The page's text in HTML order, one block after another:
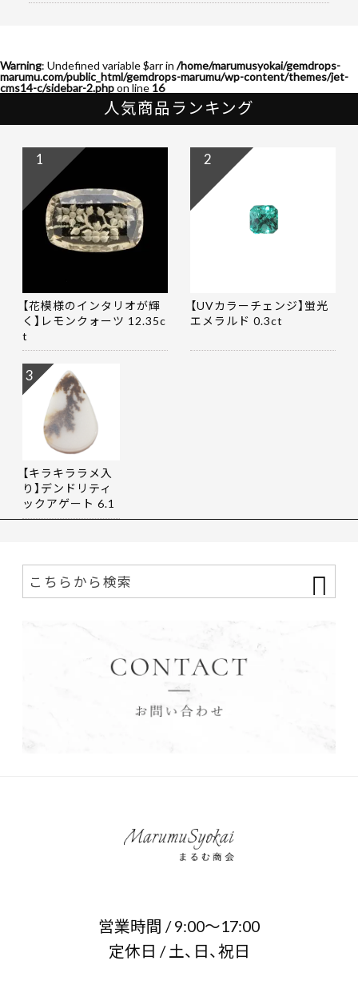
Warning: Undefined variable $arr in /home/marumusyokai/gemdrops-
marumu.com/public_html/gemdrops-marumu/wp-content/themes/jet-
cms14-c/sidebar-2.phpon line 16
人気商品ランキング
【花模様のインタリオが輝
く】レモンクォーツ 12.35c
t
1
【UVカラーチェンジ】蛍光
エメラルド 0.3ct
2
【キラキララメ入
り】デンドリティ
ックアゲート 6.1
9ct
3
営業時間 / 9:00～17:00
定休日 / 土、日、祝日